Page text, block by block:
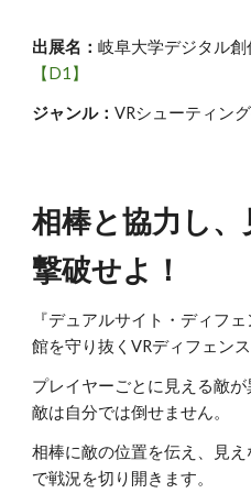
出展名：岐阜大学デジタル創
【D1 】
ジャンル：VRシューティン
相棒と協力し
撃破せよ！
『デュアルサイト・ディフ
館を守り抜くVRディフェン
プレイヤーごとに見える敵
敵は自分では倒せません。
相棒に敵の位置を伝え、見
で戦況を切り開きます。